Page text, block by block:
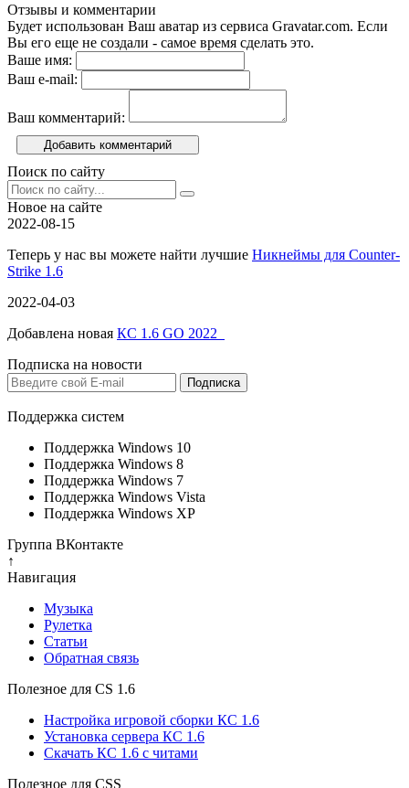
Отзывы и комментарии
Будет использован Ваш аватар из сервиса Gravatar.com. Если
Вы его еще не создали - самое время сделать это.
Ваше имя:
Ваш e-mail:
Ваш комментарий:
Добавить комментарий
Поиск по сайту
Новое на сайте
2022-08-15
Теперь у нас вы можете найти лучшие Никнеймы для Counter-
Strike 1.6
2022-04-03
Добавлена новая КС 1.6 GO 2022
Подписка на новости
Поддержка систем
Поддержка Windows 10
Поддержка Windows 8
Поддержка Windows 7
Поддержка Windows Vista
Поддержка Windows XP
Группа ВКонтакте
↑
Навигация
Музыка
Рулетка
Cтатьи
Обратная связь
Полезное для CS 1.6
Настройка игровой сборки КС 1.6
Установка сервера КС 1.6
Скачать КС 1.6 с читами
Полезное для CSS